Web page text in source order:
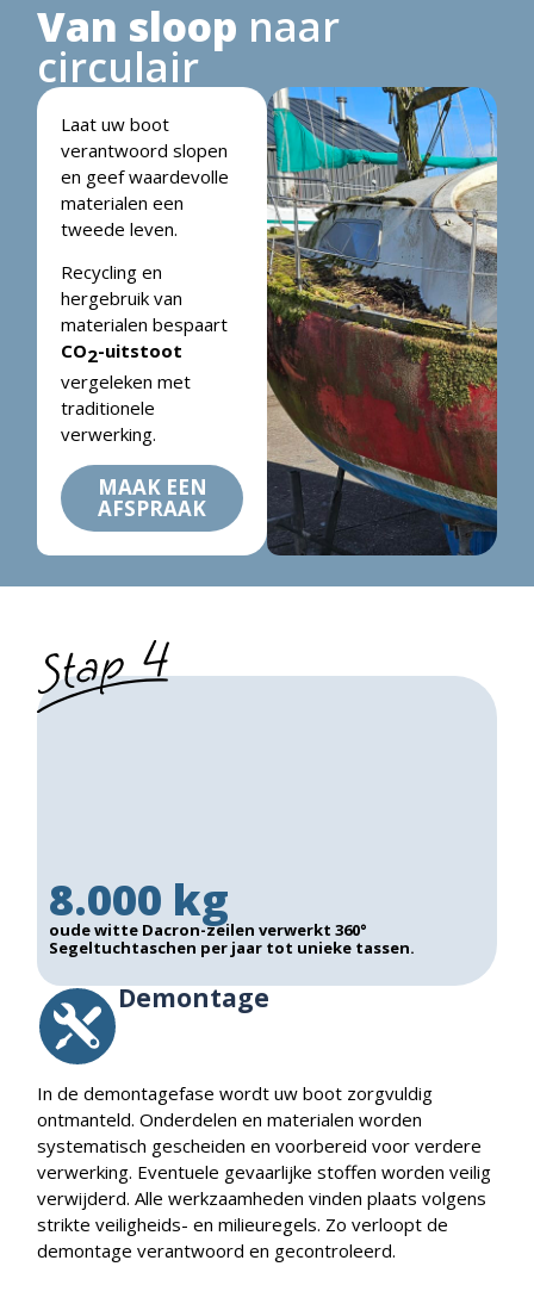
Van sloop naar
circulair
Laat uw boot
verantwoord slopen
en geef waardevolle
materialen een
tweede leven.
Recycling en
hergebruik van
materialen bespaart
CO2-uitstoot
vergeleken met
traditionele
verwerking.
MAAK EEN
AFSPRAAK
8.000 kg
oude witte Dacron-zeilen verwerkt 360°
Segeltuchtaschen per jaar tot unieke tassen.
Demontage
In de demontagefase wordt uw boot zorgvuldig
ontmanteld. Onderdelen en materialen worden
systematisch gescheiden en voorbereid voor verdere
verwerking. Eventuele gevaarlijke stoffen worden veilig
verwijderd. Alle werkzaamheden vinden plaats volgens
strikte veiligheids- en milieuregels. Zo verloopt de
demontage verantwoord en gecontroleerd.